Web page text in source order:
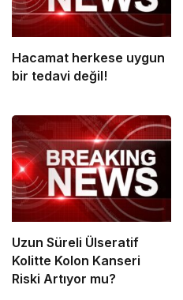
Hacamat herkese uygun
bir tedavi değil!
Uzun Süreli Ülseratif
Kolitte Kolon Kanseri
Riski Artıyor mu?